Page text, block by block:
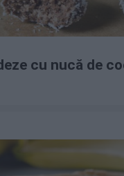
cu nucă de